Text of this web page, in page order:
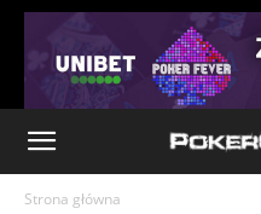
Strona główna